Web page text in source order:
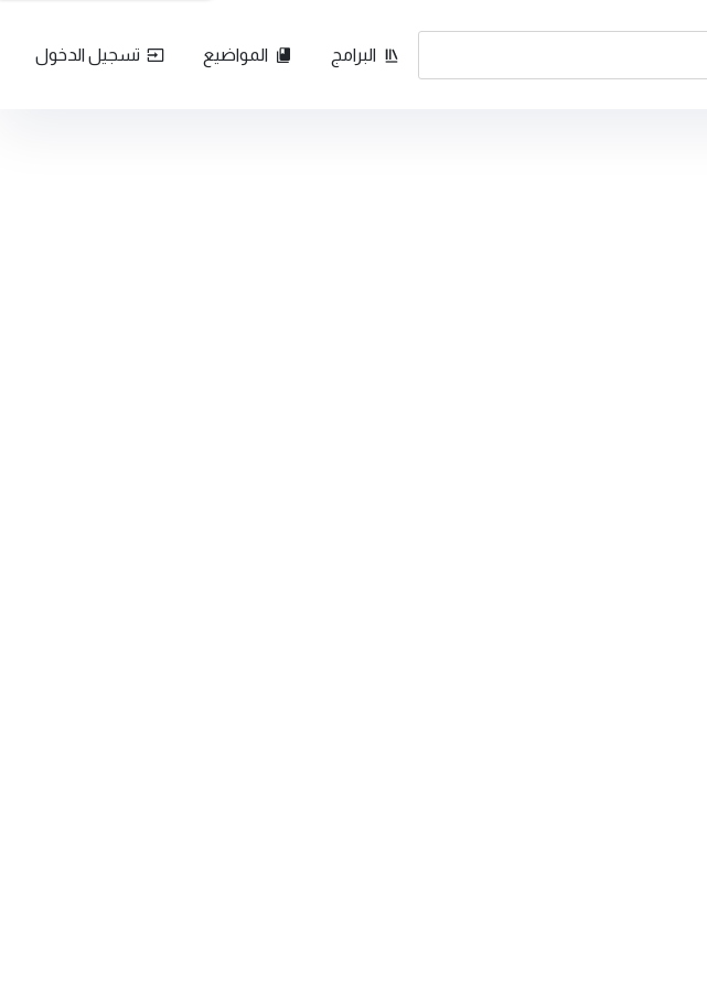
البرامج المواضيع تسجيل الدخول